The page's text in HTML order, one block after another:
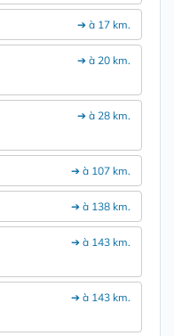
➔ à 17 km.
➔ à 20 km.
➔ à 28 km.
➔ à 107 km.
➔ à 138 km.
➔ à 143 km.
➔ à 143 km.